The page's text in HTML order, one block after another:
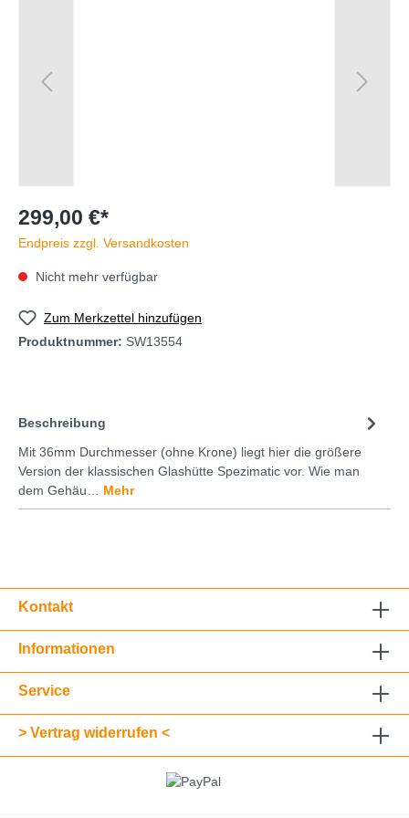
299,00 €*
Endpreis zzgl. Versandkosten
Nicht mehr verfügbar
Zum Merkzettel hinzufügen
Produktnummer: SW13554
Beschreibung
Mit 36mm Durchmesser (ohne Krone) liegt hier die größere
Version der klassischen Glashütte Spezimatic vor. Wie man
dem Gehäu… Mehr
Kontakt
Informationen
Service
> Vertrag widerrufen <